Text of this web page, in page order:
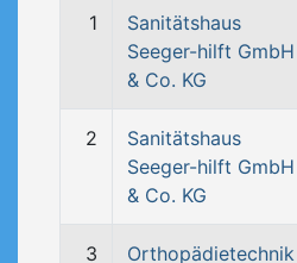
1
Sanitätshaus
Seeger-hilft GmbH
& Co. KG
2
Sanitätshaus
Seeger-hilft GmbH
& Co. KG
3
Orthopädietechnik